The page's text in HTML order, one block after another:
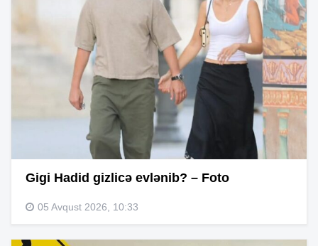
Gigi Hadid gizlicə evlənib? – Foto
05 Avqust 2026, 10:33